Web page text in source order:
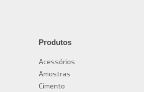
Produtos
Acessórios
Amostras
Cimento